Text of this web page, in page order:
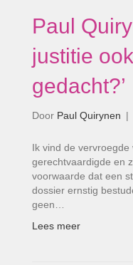
Paul
justitie
gedacht?’
Door Paul Quirynen |
Ik vind de
gerechtvaardigde en
voorwaarde dat een
dossier ernstig
geen…
Lees meer